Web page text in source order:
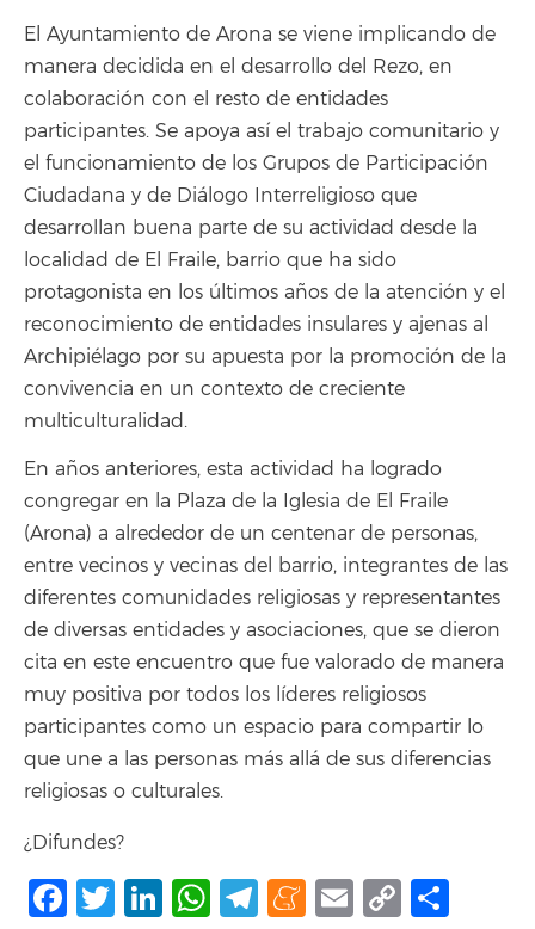
El Ayuntamiento de Arona se viene implicando de
manera decidida en el desarrollo del Rezo, en
colaboración con el resto de entidades
participantes. Se apoya así el trabajo comunitario y
el funcionamiento de los Grupos de Participación
Ciudadana y de Diálogo Interreligioso que
desarrollan buena parte de su actividad desde la
localidad de El Fraile, barrio que ha sido
protagonista en los últimos años de la atención y el
reconocimiento de entidades insulares y ajenas al
Archipiélago por su apuesta por la promoción de la
convivencia en un contexto de creciente
multiculturalidad.
En años anteriores, esta actividad ha logrado
congregar en la Plaza de la Iglesia de El Fraile
(Arona) a alrededor de un centenar de personas,
entre vecinos y vecinas del barrio, integrantes de las
diferentes comunidades religiosas y representantes
de diversas entidades y asociaciones, que se dieron
cita en este encuentro que fue valorado de manera
muy positiva por todos los líderes religiosos
participantes como un espacio para compartir lo
que une a las personas más allá de sus diferencias
religiosas o culturales.
¿Difundes?
Facebook
Twitter
LinkedIn
WhatsApp
Telegram
Meneame
Email
Copy